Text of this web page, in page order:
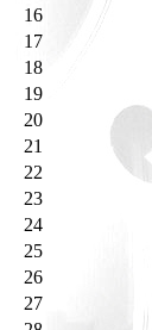
16
17
18
19
20
21
22
23
24
25
26
27